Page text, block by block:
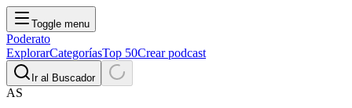
Toggle menu
Poderato
ExplorarCategoríasTop 50Crear podcast
Ir al Buscador
AS